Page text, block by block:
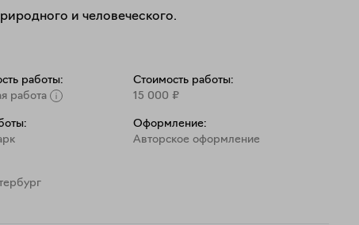
и человеческого.
работы:
работа
Стоимость работы:
15 000 ₽
Оформление:
Aвторское оформление